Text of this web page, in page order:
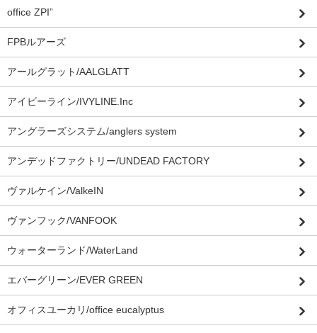
office ZPI”
FPBルアーズ
アールグラット/AALGLATT
アイビーライン/IVYLINE.Inc
アングラーズシステム/anglers system
アンデッドファクトリー/UNDEAD FACTORY
ヴァルケイン/ValkeIN
ヴァンフック/VANFOOK
ウォーターランド/WaterLand
エバーグリーン/EVER GREEN
オフィスユーカリ/office eucalyptus